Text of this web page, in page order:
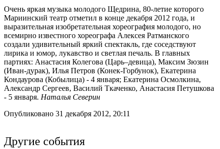
Очень яркая музыка молодого Щедрина, 80-летие которого
Мариинский театр отметил в конце декабря 2012 года, и
выразительная изобретательная хореография молодого, но
всемирно известного хореографа Алексея Ратманского
создали удивительный яркий спектакль, где соседствуют
лирика и юмор, лукавство и светлая печаль. В главных
партиях: Анастасия Колегова (Царь–девица), Максим Зюзин
(Иван-дурак), Илья Петров (Конек-Горбунок), Екатерина
Кондаурова (Кобылица) - 4 января; Екатерина Осмолкина,
Александр Сергеев, Василий Ткаченко, Анастасия Петушкова
- 5 января. Наталья Северин
Опубликовано 31 декабря 2012, 20:11
Другие события